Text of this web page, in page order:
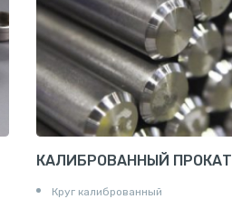
КАЛИБРОВАННЫЙ ПРОКАТ
Круг калиброванный